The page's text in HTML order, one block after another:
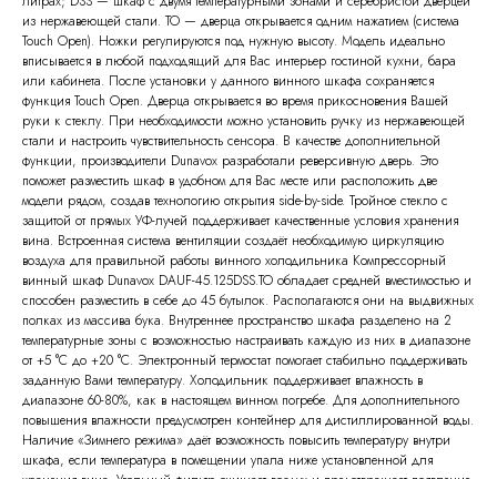
из нержавеющей стали. TO — дверца открывается одним нажатием (система
Touch Open). Ножки регулируются под нужную высоту. Модель идеально
вписывается в любой подходящий для Вас интерьер гостиной кухни, бара
или кабинета. После установки у данного винного шкафа сохраняется
функция Touch Open. Дверца открывается во время прикосновения Вашей
руки к стеклу. При необходимости можно установить ручку из нержавеющей
стали и настроить чувствительность сенсора. В качестве дополнительной
функции, производители Dunavox разработали реверсивную дверь. Это
поможет разместить шкаф в удобном для Вас месте или расположить две
модели рядом, создав технологию открытия side-by-side. Тройное стекло с
защитой от прямых УФ-лучей поддерживает качественные условия хранения
вина. Встроенная система вентиляции создаёт необходимую циркуляцию
воздуха для правильной работы винного холодильника Компрессорный
винный шкаф Dunavox DAUF-45.125DSS.TO обладает средней вместимостью и
способен разместить в себе до 45 бутылок. Располагаются они на выдвижных
полках из массива бука. Внутреннее пространство шкафа разделено на 2
температурные зоны с возможностью настраивать каждую из них в диапазоне
от +5 °C до +20 °C. Электронный термостат помогает стабильно поддерживать
заданную Вами температуру. Холодильник поддерживает влажность в
диапазоне 60-80%, как в настоящем винном погребе. Для дополнительного
повышения влажности предусмотрен контейнер для дистиллированной воды.
Наличие «Зимнего режима» даёт возможность повысить температуру внутри
шкафа, если температура в помещении упала ниже установленной для